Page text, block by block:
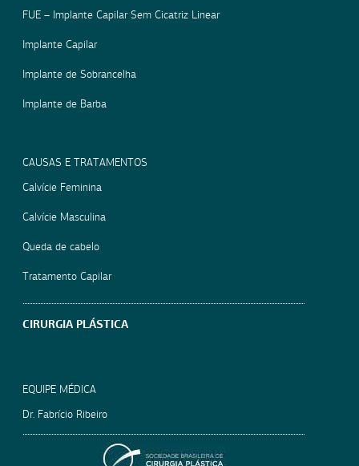
FUE – Implante Capilar Sem Cicatriz Linear
Implante Capilar
Implante de Sobrancelha
Implante de Barba
CAUSAS E TRATAMENTOS
Calvície Feminina
Calvície Masculina
Queda de cabelo
Tratamento Capilar
CIRURGIA PLÁSTICA
EQUIPE MÉDICA
Dr. Fabrício Ribeiro